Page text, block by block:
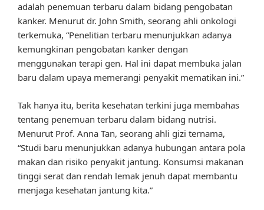
adalah penemuan terbaru dalam bidang pengobatan
kanker. Menurut dr. John Smith, seorang ahli onkologi
terkemuka, “Penelitian terbaru menunjukkan adanya
kemungkinan pengobatan kanker dengan
menggunakan terapi gen. Hal ini dapat membuka jalan
baru dalam upaya memerangi penyakit mematikan ini.”
Tak hanya itu, berita kesehatan terkini juga membahas
tentang penemuan terbaru dalam bidang nutrisi.
Menurut Prof. Anna Tan, seorang ahli gizi ternama,
“Studi baru menunjukkan adanya hubungan antara pola
makan dan risiko penyakit jantung. Konsumsi makanan
tinggi serat dan rendah lemak jenuh dapat membantu
menjaga kesehatan jantung kita.”